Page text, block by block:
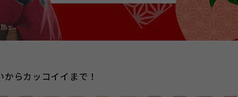
らカッコイイまで！